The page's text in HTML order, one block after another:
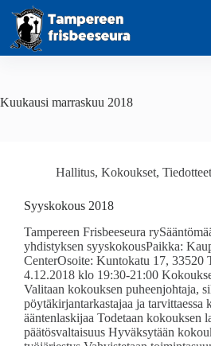
content
Kuukausi marraskuu 2018
Hallitus, Kokoukset, Tiedotteet
Syyskokous 2018
Tampereen Frisbeeseura
yhdistyksen syyskokousPaikka:
CenterOsoite: Kuntokatu 17, 33520
4.12.2018 klo 19:30-21:00
Valitaan kokouksen puheenjohtaja,
pöytäkirjantarkastajaa ja tarvittaessa
ääntenlaskijaa Todetaan kokouksen
päätösvaltaisuus Hyväksytään